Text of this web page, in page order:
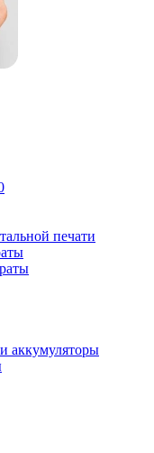
печати
аккумуляторы